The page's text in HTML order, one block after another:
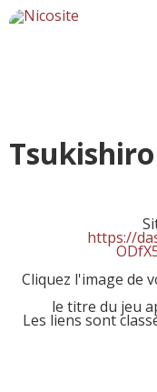
Tsukishiro
https://
Cliquez l'image de
le titre du jeu
Les liens sont